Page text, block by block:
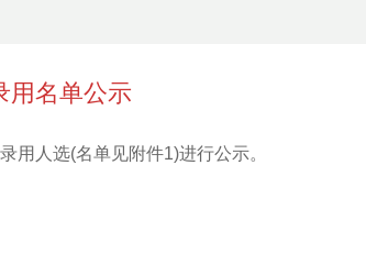
用名单公示
用人选(名单见附件1)进行公示。